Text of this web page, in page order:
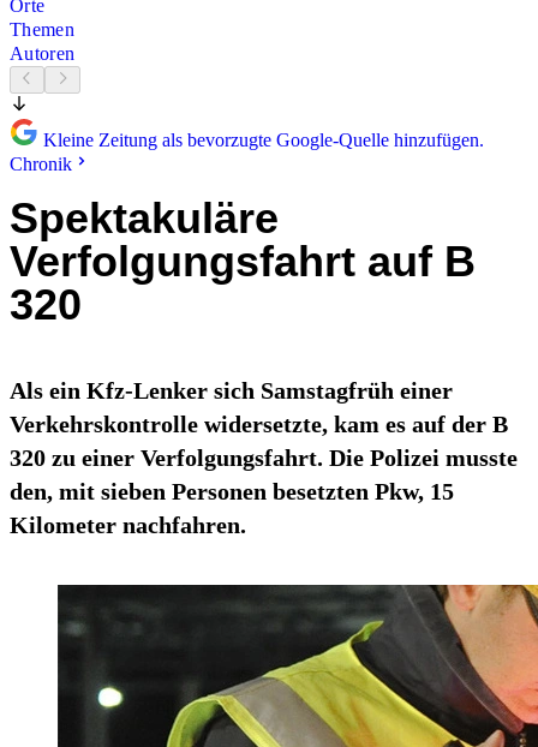
Orte
Themen
Autoren
Kleine Zeitung als bevorzugte Google-Quelle hinzufügen.
Chronik
Spektakuläre
Verfolgungsfahrt auf B
320
Als ein Kfz-Lenker sich Samstagfrüh einer
Verkehrskontrolle widersetzte, kam es auf der B
320 zu einer Verfolgungsfahrt. Die Polizei musste
den, mit sieben Personen besetzten Pkw, 15
Kilometer nachfahren.